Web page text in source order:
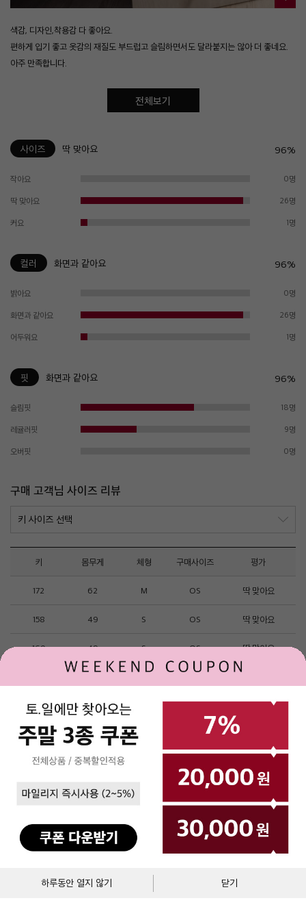
하루동안 열지 않기 닫기
장바구니 바로구매
색감, 디자인,착용감 다 좋아요.
편하게 입기 좋고 옷감의 재질도 부드럽고 슬림하면서도 달라붙지는 않아 더 좋네요.
아주 만족합니다.
전체보기
사이즈 딱 맞아요 96%
작아요 0명
딱 맞아요 26명
커요 1명
컬러 화면과 같아요 96%
밝아요 0명
화면과 같아요 26명
어두워요 1명
핏 화면과 같아요 96%
슬림핏 18명
레귤러핏 9명
오버핏 0명
구매 고객님 사이즈 리뷰
키 몸무게 체형 구매사이즈 평가
172 62 M OS 딱 맞아요
158 49 S OS 딱 맞아요
160 49 S OS 딱 맞아요
165 59 딱 맞아요
1
고객센터 매장안내
BENETTON MALL `
(주)베네통코리아 ▼
대표이사 : 김규완
주소 : 서울시 서초구 서초대로 398, 15층, 16층(서초동, 비엔케이디지털타워)
사업자 등록번호 : 211-86-40964
고객센터 : 1544-2855
통신판매업자
에스크로서비스
Copyright © BENETTON KOREA Co., Ltd. ALL rights reserved